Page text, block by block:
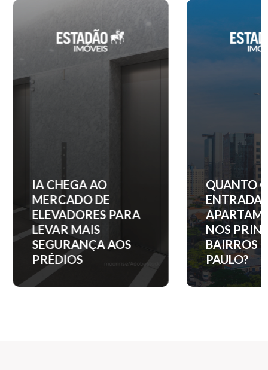
IA CHEGA AO
MERCADO DE
ELEVADORES PARA
LEVAR MAIS
SEGURANÇA AOS
PRÉDIOS
QUANTO
ENTRADA
NOS
BAIRROS
PAULO?